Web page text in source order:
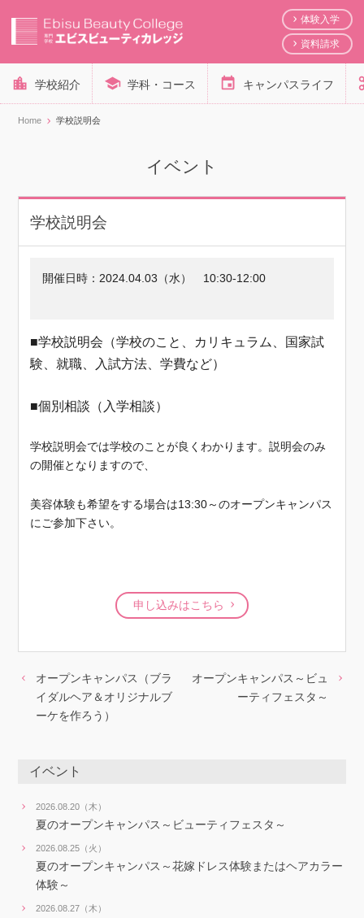
体験入学
資料請求
学校紹介 学科・コース キャンパスライフ
Home 学校説明会
イベント
学校説明会
開催日時： 2024.04.03（水） 10:30-12:00
■学校説明会（学校のこと、カリキュラム、国家試
験、就職、入試方法、学費など）
■個別相談（入学相談）
学校説明会では学校のことが良くわかります。説明会のみ
の開催となりますので、
美容体験も希望をする場合は13:30～のオープンキャンパス
にご参加下さい。
申し込みはこちら
オープンキャンパス（ブラ
イダルヘア＆オリジナルブ
ーケを作ろう）
オープンキャンパス～ビュ
ーティフェスタ～
イベント
2026.08.20（木）
夏のオープンキャンパス～ビューティフェスタ～
2026.08.25（火）
夏のオープンキャンパス～花嫁ドレス体験またはヘアカラー
体験～
2026.08.27（木）